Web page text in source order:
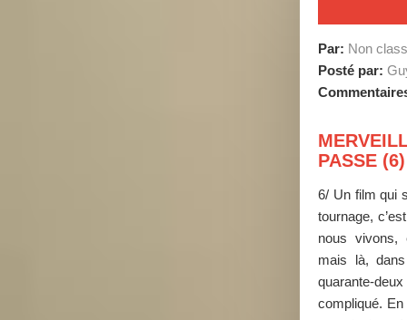
Par: Non
Posté par:
PASSE (6)
6/ Un film qui
tournage,
nous vivons,
mais là,
quarante-
compliqué. En